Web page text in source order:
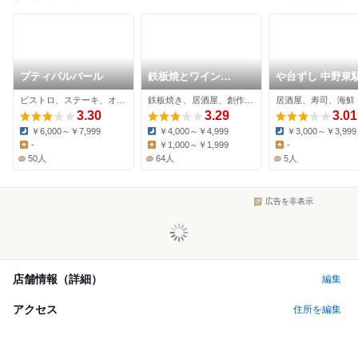
プティバルバール
3.30
Dinner:
￥6,000～￥7,999
Lunch:
-
50人
鉄板焼とワイン
F.L.a.T
3.29
Dinner:
￥4,000～￥4,999
Lunch:
￥1,000～￥1,999
64人
や台ずし 中野東
町店
居酒屋、寿司、海鮮
3.01
Dinner:
￥3,000～￥3,999
Lunch:
-
5人
広告を非表示
店舗情報（詳細） 編集
アクセス 住所を編集